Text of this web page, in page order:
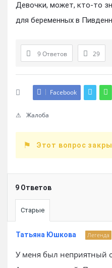
Девочки, может, кто-то
для беременных в
9 Ответов 29
Facebook
Жалоба
Этот вопрос
9 Ответов
Старые
Татьяна Юшкова Легенда
У меня был неприятный